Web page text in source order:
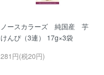
ノースカラーズ 純国産 芋
けんぴ（3連） 17g×3袋
281円(税20円)